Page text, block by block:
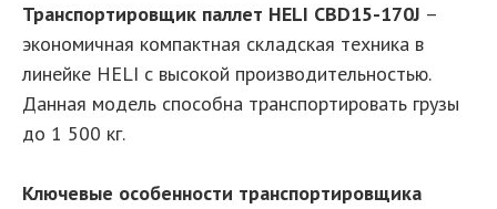
Транспортировщик паллет HELI CBD15-170J –
экономичная компактная складская техника в
линейке HELI с высокой производительностью.
Данная модель способна транспортировать грузы
до 1 500 кг.
Ключевые особенности транспортировщика